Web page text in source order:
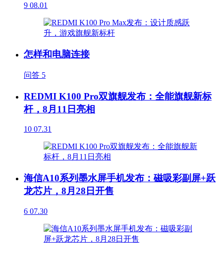
9 08.01
怎样和电脑连接
问答 5
REDMI K100 Pro双旗舰发布：全能旗舰新标
杆，8月11日亮相
10 07.31
海信A10系列墨水屏手机发布：磁吸彩副屏+跃
龙芯片，8月28日开售
6 07.30